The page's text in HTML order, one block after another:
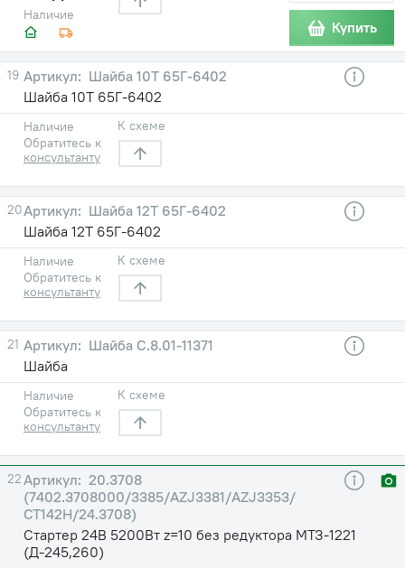
Наличие
Купить
19
Шайба 10Т 65Г-6402
Шайба 10Т 65Г-6402
Наличие
Обратитесь к
консультанту
К схеме
20
Шайба 12Т 65Г-6402
Шайба 12Т 65Г-6402
Наличие
Обратитесь к
консультанту
К схеме
21
Шайба C.8.01-11371
Шайба
Наличие
Обратитесь к
консультанту
К схеме
22
20.3708
(7402.3708000/3385/AZJ3381/AZJ3353/
СТ142Н/24.3708)
Стартер 24В 5200Вт z=10 без редуктора МТЗ-1221
(Д-245,260)